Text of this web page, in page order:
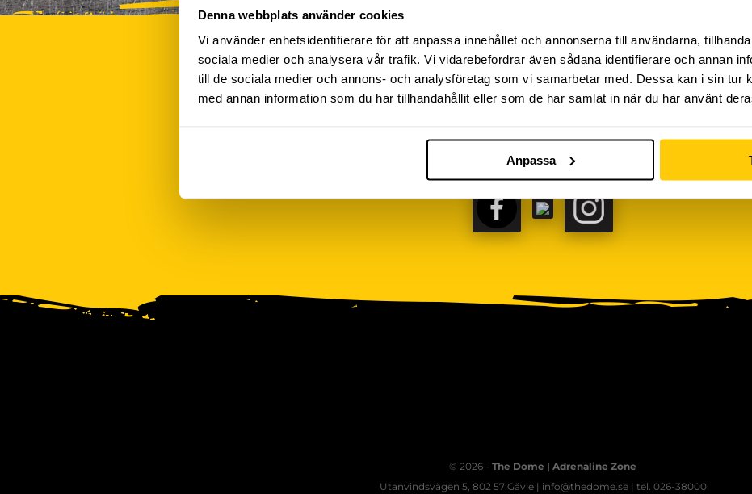
Denna webbplats använder cookies
Vi använder enhetsidentifierare för att anpassa innehållet och annonserna till användarna,
sociala medier och analysera vår trafik. Vi vidarebefordrar även sådana identifierare och annan
till de sociala medier och annons- och analysföretag som vi samarbetar med. Dessa kan i sin tur
med annan information som du har tillhandahållit eller som de har samlat in när du har använt
Anpassa
FÖLJ OSS PÅ SOCIALA MEDIER
FACEBOOKTIKTOK
© 2026 - The Dome | Adrenaline Zone
Utanvindsvägen 5, 802 57 Gävle | info@thedome.se | tel. 026-38000